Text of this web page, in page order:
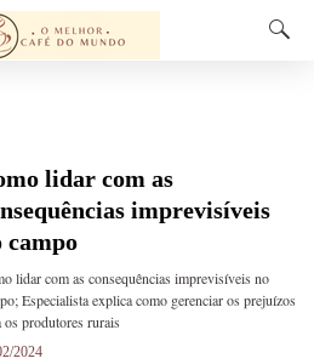
lidar com as
imprevisíveis
campo
lidar com as consequências imprevisíveis no
Especialista explica como gerenciar os prejuízos
os produtores rurais
2024